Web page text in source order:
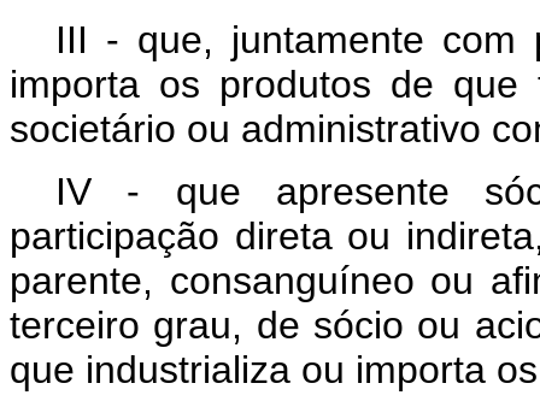
III - que, juntamente com
importa os produtos de
societário ou administrativo
IV - que apresente
participação direta ou
parente, consanguíneo ou
terceiro grau, de sócio ou
que industrializa ou importa